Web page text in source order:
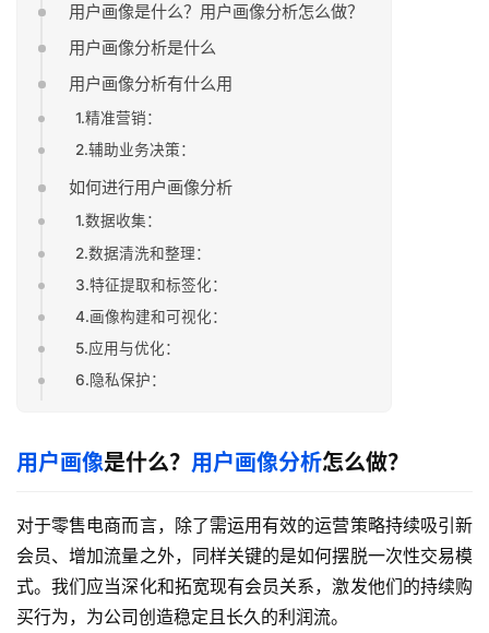
用户画像是什么？用户画像分析怎么做？
用户画像分析是什么
用户画像分析有什么用
1.精准营销：
2.辅助业务决策：
如何进行用户画像分析
1.数据收集：
2.数据清洗和整理：
3.特征提取和标签化：
4.画像构建和可视化：
5.应用与优化：
6.隐私保护：
用户画像是什么？ 用户画像分析怎么做？
对于零售电商而言，除了需运用有效的运营策略持续吸引新
会员、增加流量之外，同样关键的是如何摆脱一次性交易模
式。我们应当深化和拓宽现有会员关系，激发他们的持续购
买行为，为公司创造稳定且长久的利润流。